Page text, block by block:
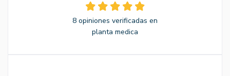
8 opiniones verificadas en
planta medica